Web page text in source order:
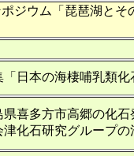
ジウム「琵琶湖と
「日本の海棲哺乳類化
県喜多方市高郷の化石
化石研究グループの